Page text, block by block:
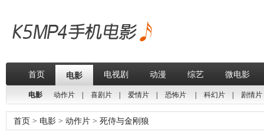
首页 电影 电视剧 动漫 综艺 微电影
电影 动作片 | 喜剧片 | 爱情片 | 恐怖片 | 科幻片 | 剧情片
首页 > 电影 > 动作片 > 死侍与金刚狼